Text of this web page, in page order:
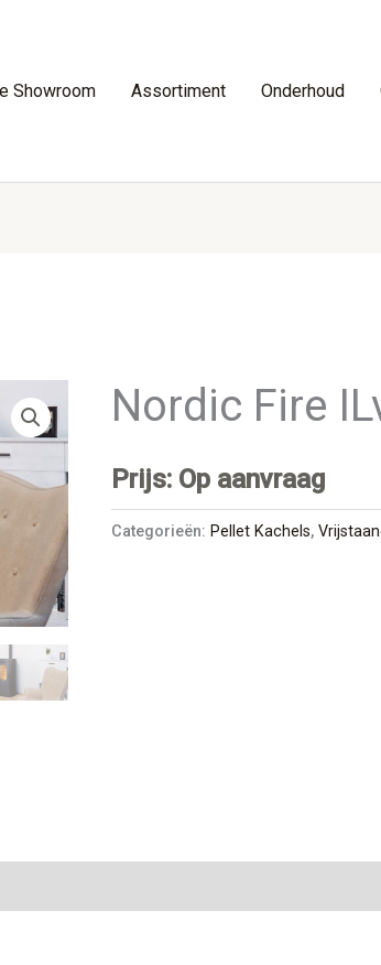
Showroom Assortiment Onderhoud
Nordic Fire
Prijs: Op aanvraag
Categorieën: Pellet Kachels,